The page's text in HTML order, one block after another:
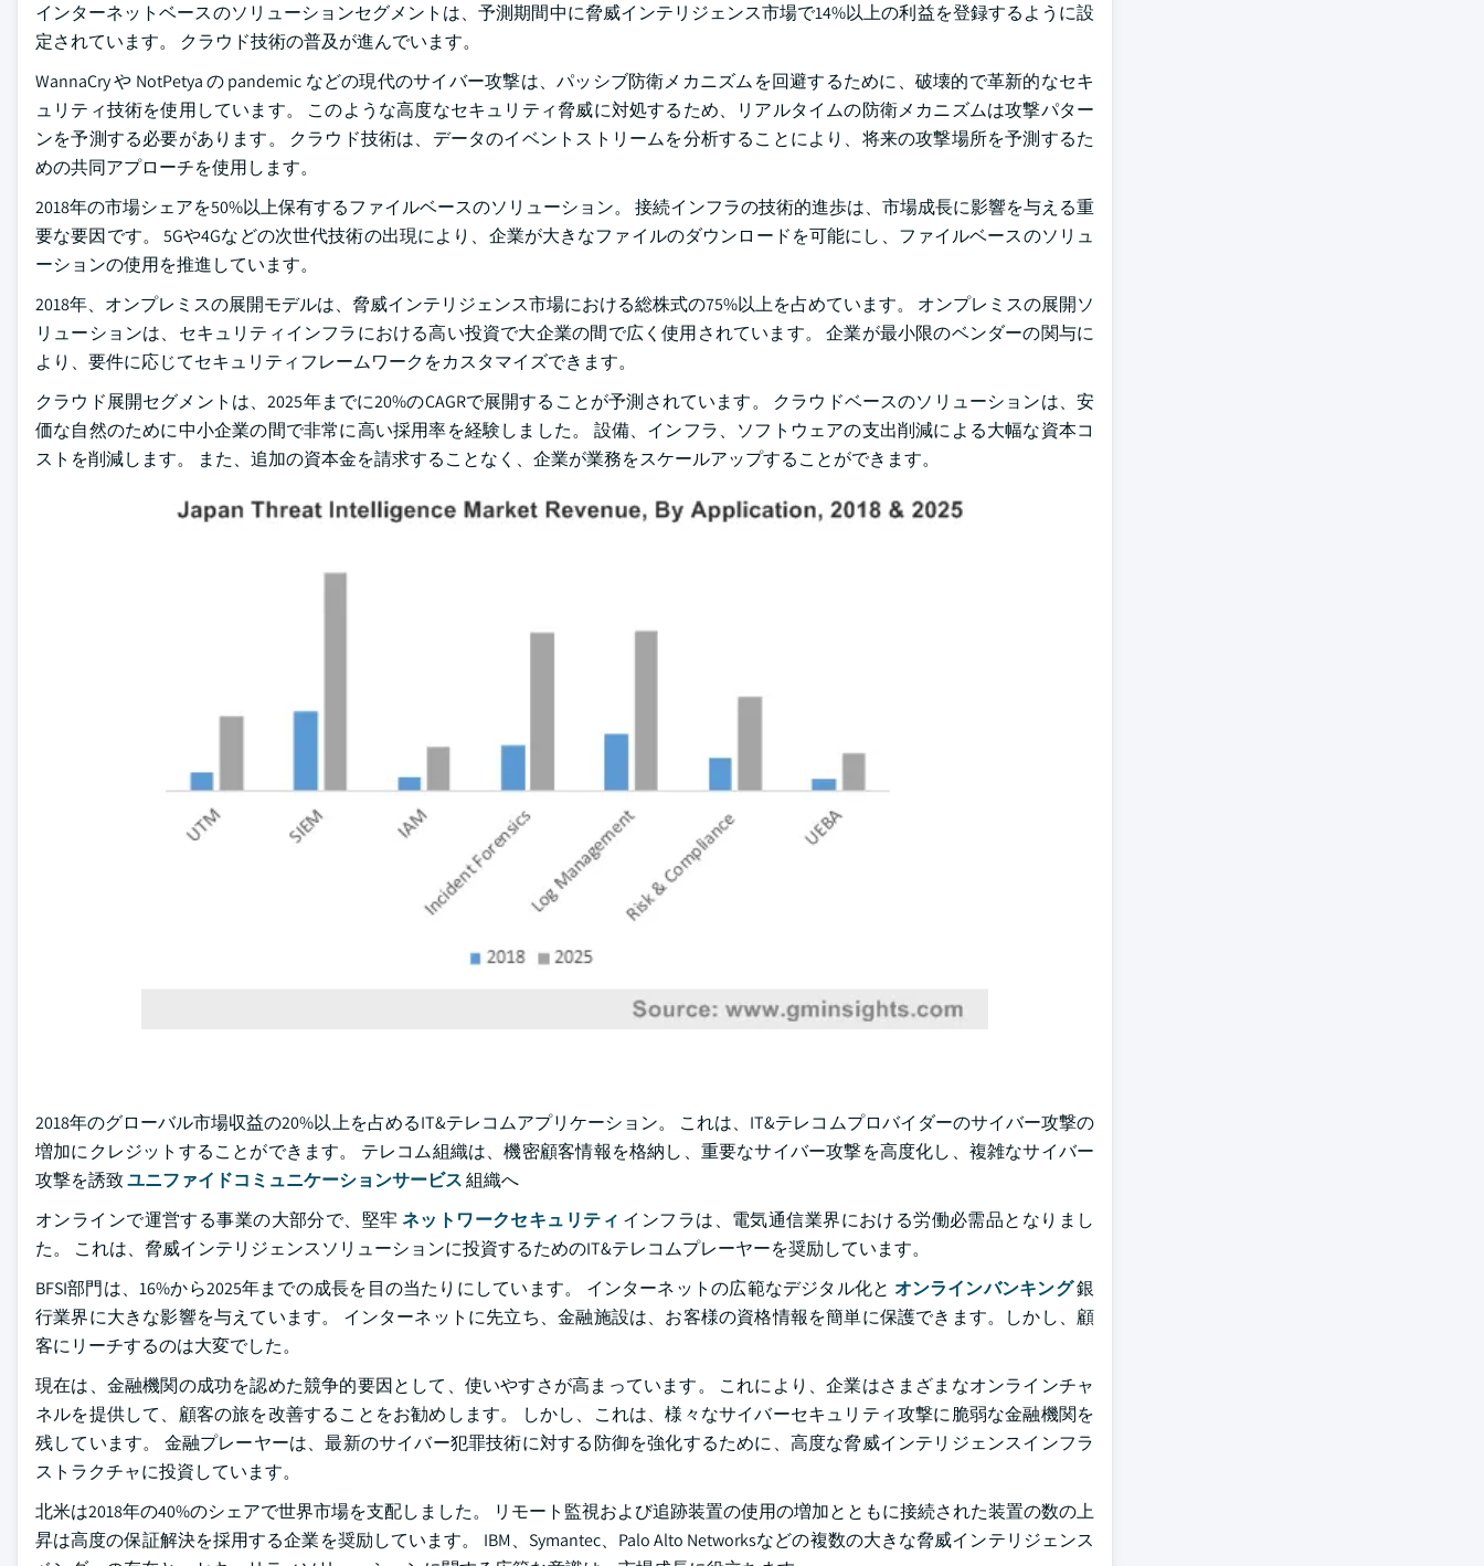
インターネットベースのソリューションセグメントは、予測期間中に脅威インテリジェンス市場で14%以上の利益を登録するように設
定されています。 クラウド技術の普及が進んでいます。
WannaCry や NotPetya の pandemic などの現代のサイバー攻撃は、パッシブ防衛メカニズムを回避するために、破壊的で革新的なセキ
ュリティ技術を使用しています。 このような高度なセキュリティ脅威に対処するため、リアルタイムの防衛メカニズムは攻撃パター
ンを予測する必要があります。 クラウド技術は、データのイベントストリームを分析することにより、将来の攻撃場所を予測するた
めの共同アプローチを使用します。
2018年の市場シェアを50%以上保有するファイルベースのソリューション。 接続インフラの技術的進歩は、市場成長に影響を与える重
要な要因です。 5Gや4Gなどの次世代技術の出現により、企業が大きなファイルのダウンロードを可能にし、ファイルベースのソリュ
ーションの使用を推進しています。
2018年、オンプレミスの展開モデルは、脅威インテリジェンス市場における総株式の75%以上を占めています。 オンプレミスの展開ソ
リューションは、セキュリティインフラにおける高い投資で大企業の間で広く使用されています。 企業が最小限のベンダーの関与に
より、要件に応じてセキュリティフレームワークをカスタマイズできます。
クラウド展開セグメントは、2025年までに20%のCAGRで展開することが予測されています。 クラウドベースのソリューションは、安
価な自然のために中小企業の間で非常に高い採用率を経験しました。 設備、インフラ、ソフトウェアの支出削減による大幅な資本コ
ストを削減します。 また、追加の資本金を請求することなく、企業が業務をスケールアップすることができます。
2018年のグローバル市場収益の20%以上を占めるIT&テレコムアプリケーション。 これは、IT&テレコムプロバイダーのサイバー攻撃の
増加にクレジットすることができます。 テレコム組織は、機密顧客情報を格納し、重要なサイバー攻撃を高度化し、複雑なサイバー
攻撃を誘致ユニファイドコミュニケーションサービス組織へ
オンラインで運営する事業の大部分で、堅牢 ネットワークセキュリティ インフラは、電気通信業界における労働必需品となりまし
た。 これは、脅威インテリジェンスソリューションに投資するためのIT&テレコムプレーヤーを奨励しています。
BFSI部門は、16%から2025年までの成長を目の当たりにしています。 インターネットの広範なデジタル化と オンラインバンキング銀
行業界に大きな影響を与えています。 インターネットに先立ち、金融施設は、お客様の資格情報を簡単に保護できます。しかし、顧
客にリーチするのは大変でした。
現在は、金融機関の成功を認めた競争的要因として、使いやすさが高まっています。 これにより、企業はさまざまなオンラインチャ
ネルを提供して、顧客の旅を改善することをお勧めします。 しかし、これは、様々なサイバーセキュリティ攻撃に脆弱な金融機関を
残しています。 金融プレーヤーは、最新のサイバー犯罪技術に対する防御を強化するために、高度な脅威インテリジェンスインフラ
ストラクチャに投資しています。
北米は2018年の40%のシェアで世界市場を支配しました。 リモート監視および追跡装置の使用の増加とともに接続された装置の数の上
昇は高度の保証解決を採用する企業を奨励しています。 IBM、Symantec、Palo Alto Networksなどの複数の大きな脅威インテリジェンス